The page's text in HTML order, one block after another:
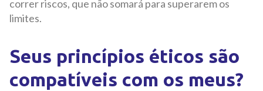
correr riscos, que não somará para superarem os
limites.
Seus princípios éticos são
compatíveis com os meus?